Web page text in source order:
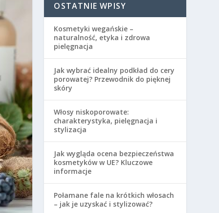
OSTATNIE WPISY
Kosmetyki wegańskie –
naturalność, etyka i zdrowa
pielęgnacja
Jak wybrać idealny podkład do cery
porowatej? Przewodnik do pięknej
skóry
Włosy niskoporowate:
charakterystyka, pielęgnacja i
stylizacja
Jak wygląda ocena bezpieczeństwa
kosmetyków w UE? Kluczowe
informacje
Połamane fale na krótkich włosach
– jak je uzyskać i stylizować?